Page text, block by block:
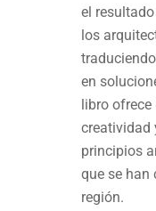
el
los
en
libro
creatividad
principios
que se han
región.